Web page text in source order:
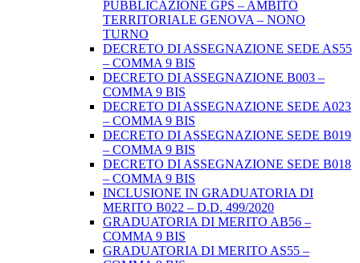
PUBBLICAZIONE GPS – AMBITO
TERRITORIALE GENOVA – NONO
TURNO
DECRETO DI ASSEGNAZIONE SEDE AS55
– COMMA 9 BIS
DECRETO DI ASSEGNAZIONE B003 –
COMMA 9 BIS
DECRETO DI ASSEGNAZIONE SEDE A023
– COMMA 9 BIS
DECRETO DI ASSEGNAZIONE SEDE B019
– COMMA 9 BIS
DECRETO DI ASSEGNAZIONE SEDE B018
– COMMA 9 BIS
INCLUSIONE IN GRADUATORIA DI
MERITO B022 – D.D. 499/2020
GRADUATORIA DI MERITO AB56 –
COMMA 9 BIS
GRADUATORIA DI MERITO AS55 –